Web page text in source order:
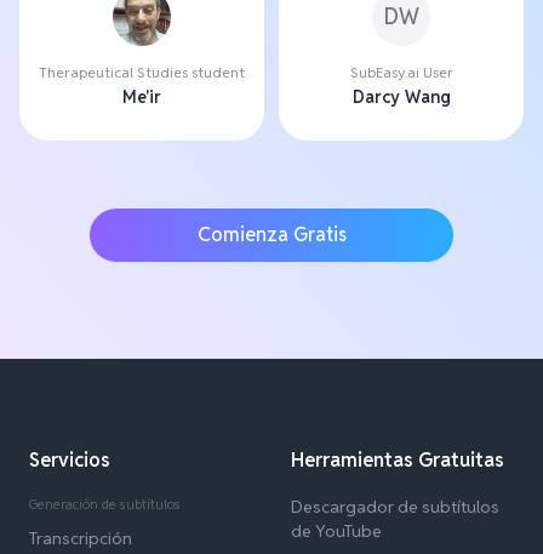
Therapeutical Studies student
Me'ir
DW
SubEasy.ai User
Darcy Wang
Comienza Gratis
Servicios
Generación de subtítulos
Transcripción
Herramientas Gratuitas
Descargador de subtítulos
de YouTube